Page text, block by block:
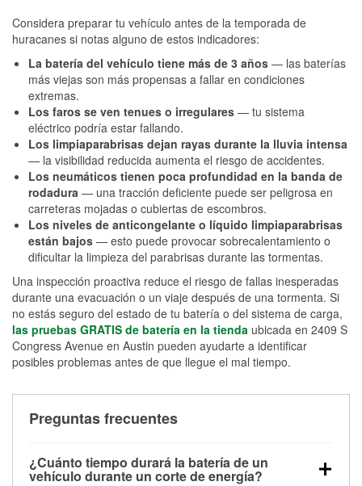
Considera preparar tu vehículo antes de la temporada de
huracanes si notas alguno de estos indicadores:
La batería del vehículo tiene más de 3 años — las baterías
más viejas son más propensas a fallar en condiciones
extremas.
Los faros se ven tenues o irregulares — tu sistema
eléctrico podría estar fallando.
Los limpiaparabrisas dejan rayas durante la lluvia intensa
— la visibilidad reducida aumenta el riesgo de accidentes.
Los neumáticos tienen poca profundidad en la banda de
rodadura — una tracción deficiente puede ser peligrosa en
carreteras mojadas o cubiertas de escombros.
Los niveles de anticongelante o líquido limpiaparabrisas
están bajos — esto puede provocar sobrecalentamiento o
dificultar la limpieza del parabrisas durante las tormentas.
Una inspección proactiva reduce el riesgo de fallas inesperadas
durante una evacuación o un viaje después de una tormenta. Si
no estás seguro del estado de tu batería o del sistema de carga,
las pruebas GRATIS de batería en la tienda ubicada en 2409 S
Congress Avenue en Austin pueden ayudarte a identificar
posibles problemas antes de que llegue el mal tiempo.
Preguntas frecuentes
¿Cuánto tiempo durará la batería de un
vehículo durante un corte de energía?